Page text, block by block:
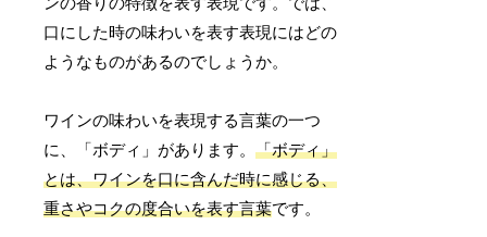
ンの香りの特徴を表す表現です。では、
口にした時の味わいを表す表現にはどの
ようなものがあるのでしょうか。
ワインの味わいを表現する言葉の一つ
に、「ボディ」があります。「ボディ」
とは、ワインを口に含んだ時に感じる、
重さやコクの度合いを表す言葉です。